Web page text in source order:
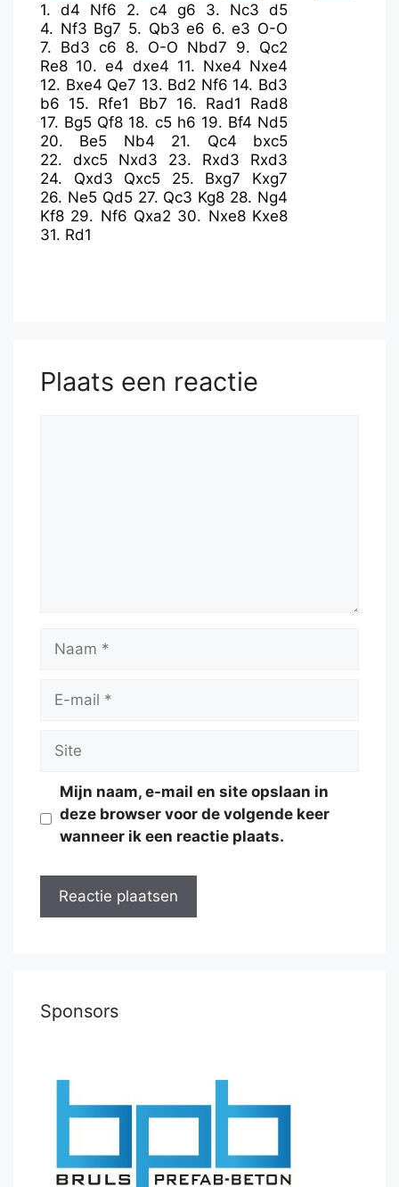
1. d4 Nf6 2. c4 g6 3. Nc3 d5
4. Nf3 Bg7 5. Qb3 e6 6.e3 O-O
7. Bd3 c6 8. O-O Nbd7 9. Qc2
Re8 10.e4 dxe4 11. Nxe4 Nxe4
12. Bxe4 Qe7 13. Bd2 Nf6 14. Bd3
b6 15. Rfe1 Bb7 16. Rad1
Rad8
17. Bg5 Qf8 18. c5 h6 19. Bf4 Nd5
20. Be5 Nb4 21. Qc4
bxc5
22. dxc5 Nxd3 23. Rxd3
Rxd3
24. Qxd3 Qxc5 25. Bxg7
Kxg7
26. Ne5 Qd5 27. Qc3 Kg8 28. Ng4
Kf8 29. Nf6 Qxa2 30. Nxe8 Kxe8
31. Rd1
Plaats een reactie
Naam
Site
Mijn naam, e-mail en site opslaan in
deze browser voor de volgende keer
wanneer ik een reactie plaats.
Sponsors